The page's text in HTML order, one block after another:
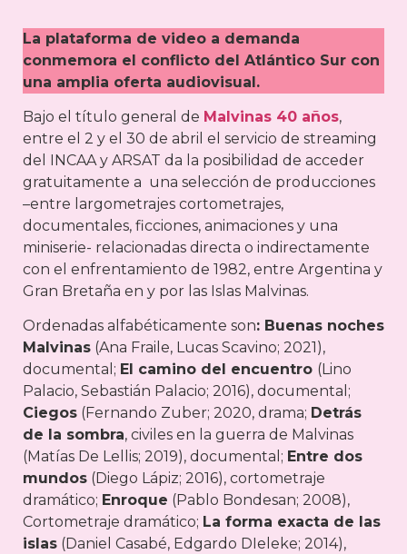
La plataforma de video a demanda
conmemora el conflicto del Atlántico Sur con
una amplia oferta audiovisual.
Bajo el título general de Malvinas 40 años,
entre el 2 y el 30 de abril el servicio de streaming
del INCAA y ARSAT da la posibilidad de acceder
gratuitamente a una selección de producciones
–entre largometrajes cortometrajes,
documentales, ficciones, animaciones y una
miniserie- relacionadas directa o indirectamente
con el enfrentamiento de 1982, entre Argentina y
Gran Bretaña en y por las Islas Malvinas.
Ordenadas alfabéticamente son: Buenas noches
Malvinas (Ana Fraile, Lucas Scavino; 2021),
documental; El camino del encuentro (Lino
Palacio, Sebastián Palacio; 2016), documental;
Ciegos (Fernando Zuber; 2020, drama; Detrás
de la sombra, civiles en la guerra de Malvinas
(Matías De Lellis; 2019), documental; Entre dos
mundos (Diego Lápiz; 2016), cortometraje
dramático; Enroque (Pablo Bondesan; 2008),
Cortometraje dramático; La forma exacta de las
islas (Daniel Casabé, Edgardo DIeleke; 2014),